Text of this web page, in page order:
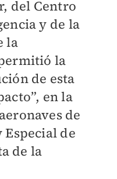
del Centro
y de la
la
la
de esta
en la
de
Especial de
de la